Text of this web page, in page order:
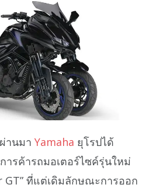
านมา Yamaha ยุโรปได้
ารค้ารถมอเตอร์ไซค์รุ่นใหม่
GT” ที่แต่เดิมลักษณะการออก